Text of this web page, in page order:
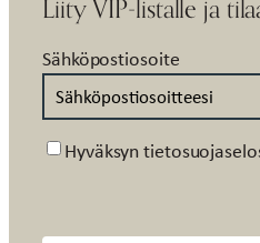
Liity VIP-listalle ja
Sähköpostiosoite
Suostumus
Hyväksyn